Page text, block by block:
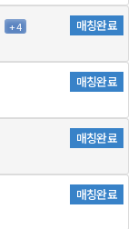
+ 4 매칭완료
매칭완료
매칭완료
매칭완료